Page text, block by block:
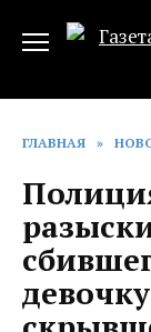
ГЛАВНАЯ »